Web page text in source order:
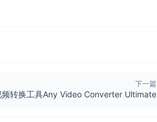
下一篇
频转换工具Any Video Converter Ultimate